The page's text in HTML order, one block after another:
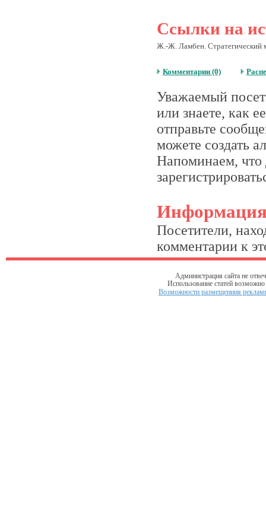
Ссылки на
Ж.-Ж. Ламбен. Стратегический
Комментарии (0)
Уважаемый
или знаете, как
отправьте
можете создать
Напоминаем, что
Посетители,
комментарии к
Администрация сайта не
Использование статей
Возможности размещениия